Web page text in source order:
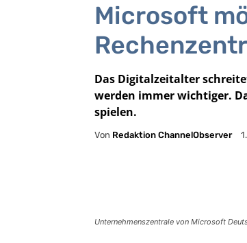
Microsoft
Das Digitalzeitalter
werden immer wichtiger.
spielen.
Von Redaktion ChannelObserver
Unternehmenszentrale von Microsoft